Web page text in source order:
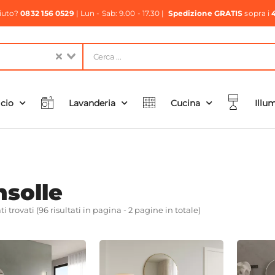
0832 156 0529| Lun - Sab: 9.00 - 17.30 | Spedizione GRATIS sopra i
Lavanderia Cucina
trovati (96 risultati in pagina - 2 pagine in totale)